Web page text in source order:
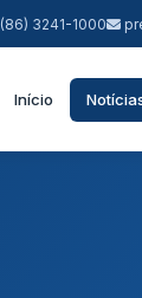
(86) 3241-1000
Início